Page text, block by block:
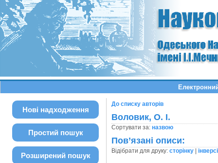
Нові надходження
Простий пошук
Розширений пошук
До списку авторів
Воловик, О. І.
Сортувати за: назвою
Пов’язані описи:
Відібрати для друку: сторінку|